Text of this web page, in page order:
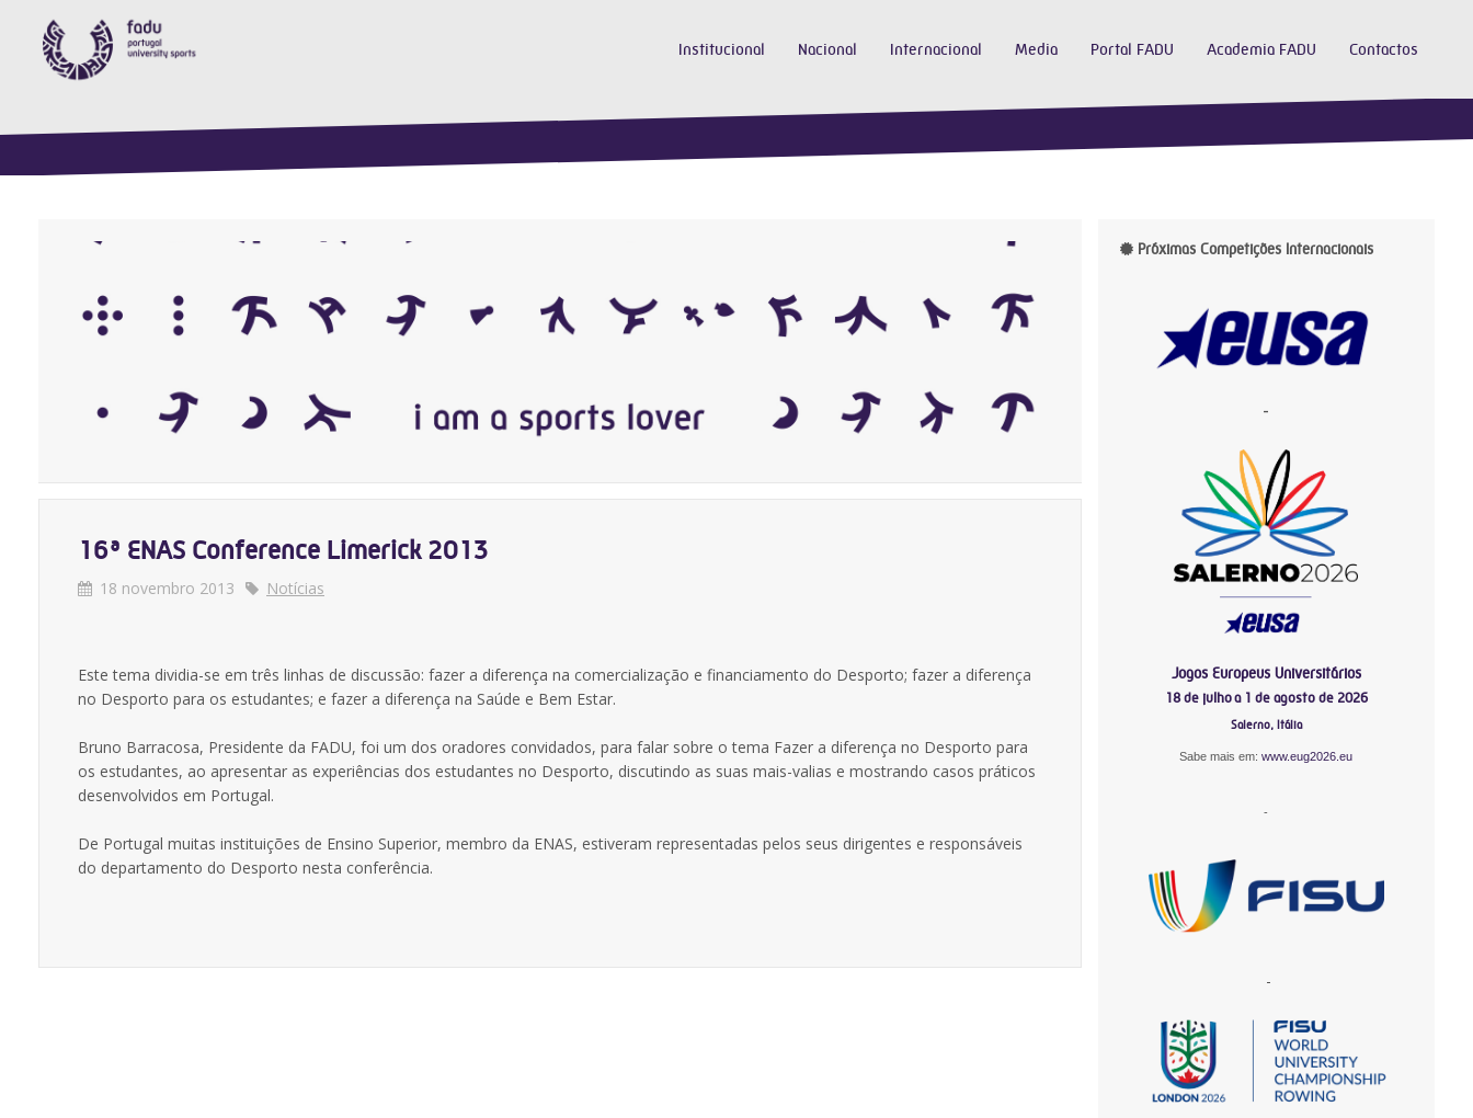
Institucional Nacional Internacional Media Portal FADU Academia FADU Contactos
16ª ENAS Conference Limerick 2013
18 novembro 2013 Notícias
Este tema dividia-se em três linhas de discussão: fazer a diferença na comercialização e financiamento do Desporto; fazer a diferença
no Desporto para os estudantes; e fazer a diferença na Saúde e Bem Estar.
Bruno Barracosa, Presidente da FADU, foi um dos oradores convidados, para falar sobre o tema Fazer a diferença no Desporto para
os estudantes, ao apresentar as experiências dos estudantes no Desporto, discutindo as suas mais-valias e mostrando casos práticos
desenvolvidos em Portugal.
De Portugal muitas instituições de Ensino Superior, membro da ENAS, estiveram representadas pelos seus dirigentes e responsáveis
do departamento do Desporto nesta conferência.
Próximas Competições Internacionais
-
Jogos Europeus Universitários
18 de julho a 1 de agosto de 2026
Salerno, Itália
Sabe mais em:www.eug2026.eu
-
-